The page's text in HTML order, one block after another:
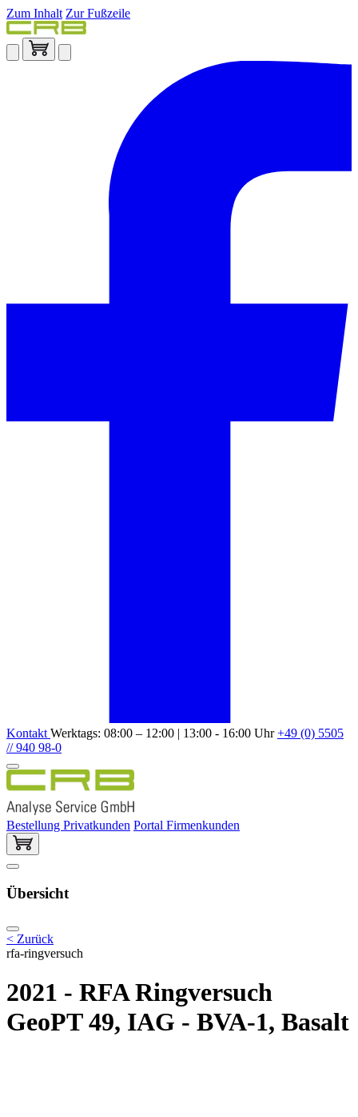
Zum Inhalt Zur Fußzeile
Kontakt Werktags: 08:00 – 12:00 | 13:00 - 16:00 Uhr+49 (0) 5505
// 940 98-0
Bestellung Privatkunden Portal Firmenkunden
Übersicht
< Zurück
rfa-ringversuch
2021 - RFA Ringversuch
GeoPT 49, IAG - BVA-1, Basalt